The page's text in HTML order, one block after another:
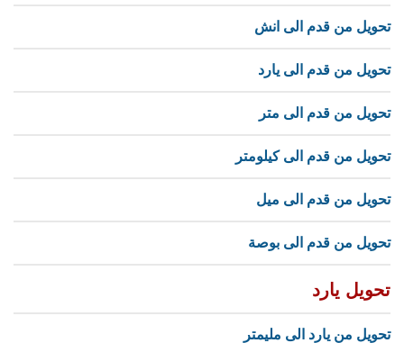
تحويل من قدم الى انش
تحويل من قدم الى يارد
تحويل من قدم الى متر
تحويل من قدم الى كيلومتر
تحويل من قدم الى ميل
تحويل من قدم الى بوصة
تحويل يارد
تحويل من يارد الى مليمتر